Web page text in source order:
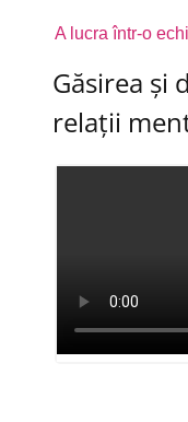
A lucra într-o
Găsirea și
relații